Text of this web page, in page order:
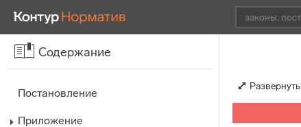
Содержание
Постановление
Приложение
Развернуть